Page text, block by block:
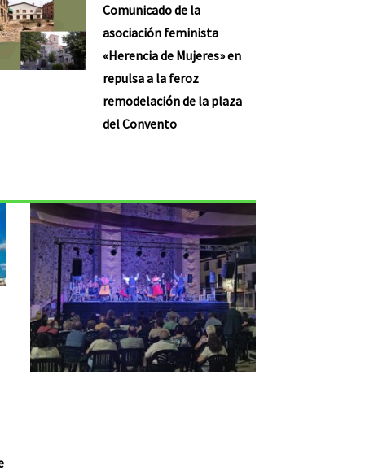
Comunicado de la
asociación feminista
«Herencia de Mujeres» en
repulsa a la feroz
remodelación de la plaza
del Convento